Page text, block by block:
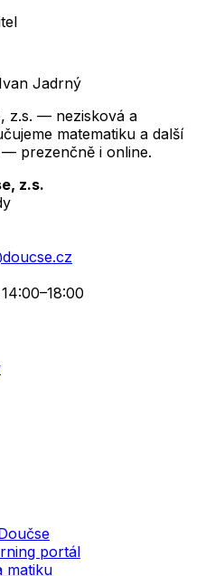
Jadrný
z.s. — nezisková a
matematiku a další
prezenčně i online.
z.s.
portál
matiku